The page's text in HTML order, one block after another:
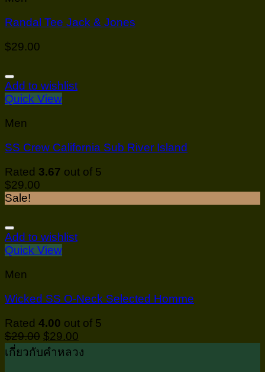
Randal Tee Jack & Jones
$29.00
Add to wishlist
Quick View
Men
SS Crew California Sub River Island
Rated 3.67 out of 5
$29.00
Sale!
Add to wishlist
Quick View
Men
Wicked SS O-Neck Selected Homme
Rated 4.00 out of 5
$29.00 $29.00
เกี่ยวกับคำหลวง